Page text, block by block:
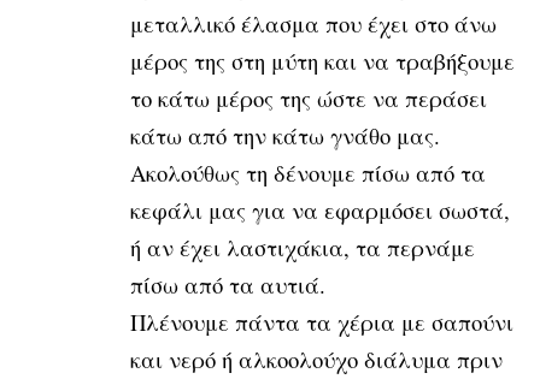
μεταλλικό έλασμα που έχει στο άνω
μέρος της στη μύτη και να τραβήξουμε
το κάτω μέρος της ώστε να περάσει
κάτω από την κάτω γνάθο μας.
Ακολούθως τη δένουμε πίσω από τα
κεφάλι μας για να εφαρμόσει σωστά,
ή αν έχει λαστιχάκια, τα περνάμε
πίσω από τα αυτιά.
Πλένουμε πάντα τα χέρια με σαπούνι
και νερό ή αλκοολούχο διάλυμα πριν